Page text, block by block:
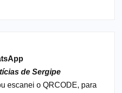
de Sergipe
escanei o QRCODE, para